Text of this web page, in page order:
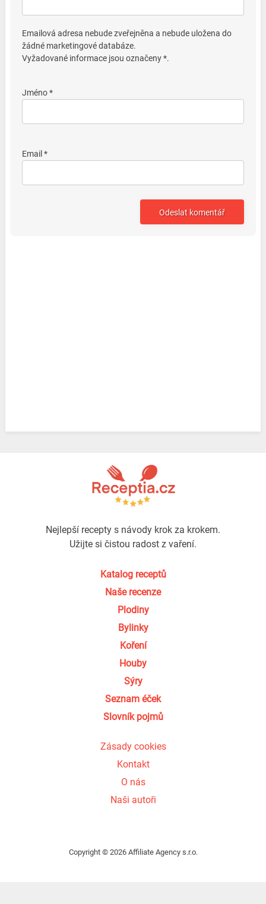
Emailová adresa nebude zveřejněna a nebude uložena do
žádné marketingové databáze.
Vyžadované informace jsou označeny *.
Jméno *
Email *
Nejlepší recepty s návody krok za krokem.
Užijte si čistou radost z vaření.
Katalog receptů
Naše recenze
Plodiny
Bylinky
Koření
Houby
Sýry
Seznam éček
Slovník pojmů
Zásady cookies
Kontakt
O nás
Naši autoři
Copyright © 2026 Affiliate Agency s.r.o.